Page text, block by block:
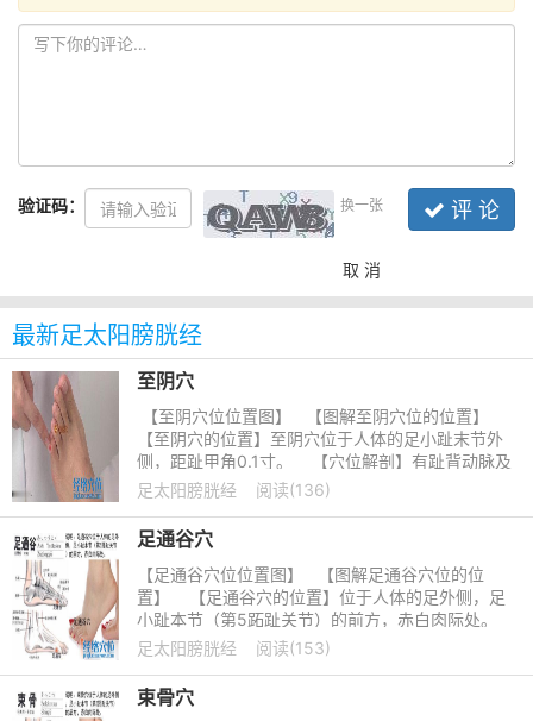
验证码： 换一张 评 论
取 消
最新足太阳膀胱经
至阴穴
【至阴穴位位置图】 【图解至阴穴位的位置】
【至阴穴的位置】至阴穴位于人体的足小趾末节外
侧，距趾甲角0.1寸。 【穴位解剖】有趾背动脉及
趾跖侧固有动
足太阳膀胱经 阅读(136)
足通谷穴
【足通谷穴位位置图】 【图解足通谷穴位的位
置】 【足通谷穴的位置】位于人体的足外侧，足
小趾本节（第5跖趾关节）的前方，赤白肉际处。
【穴位解剖】布有趾底
足太阳膀胱经 阅读(153)
束骨穴